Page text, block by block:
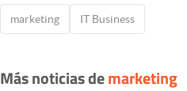
marketing IT Business
Más noticias demarketing